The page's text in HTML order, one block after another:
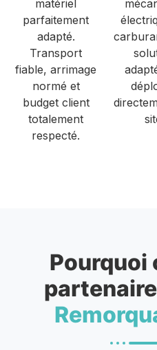
matériel
parfaitement
adapté.
Transport
fiable, arrimage
normé et
budget client
totalement
respecté.
Pourquoi